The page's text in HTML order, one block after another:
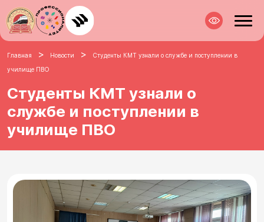
Главная > Новости >
Студенты КМТ узнали о службе и поступлении в
училище ПВО
Студенты КМТ узнали о
службе и поступлении в
училище ПВО